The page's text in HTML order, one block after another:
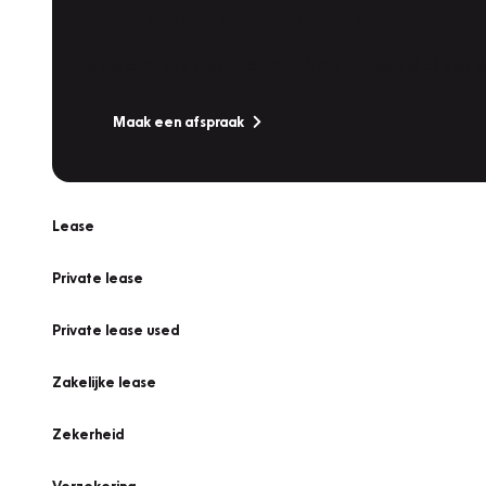
Maak een afspraak
Lease
Private lease
Private lease used
Zakelijke lease
Zekerheid